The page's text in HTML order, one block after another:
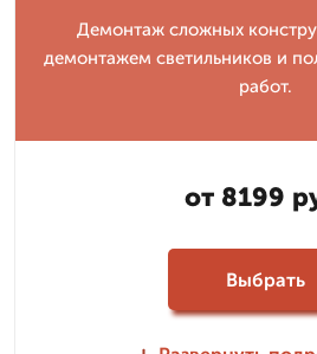
Демонтаж сложных
демонтажем светильников и
работ.
от 8199
Выбрать